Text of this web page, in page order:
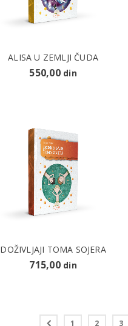
ALISA U ZEMLJI ČUDA
550,00 din
DOŽIVLJAJI TOMA SOJERA
715,00 din
1 2 3